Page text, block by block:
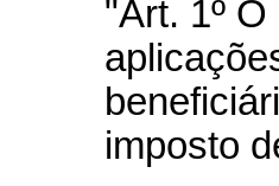
"Art. 1º
imposto